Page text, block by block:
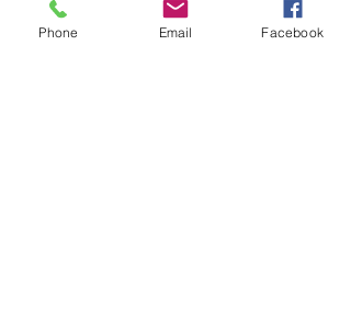
Expositie in Imelda Ziekenhuis van 3
oktober tot 30 oktober 2025
Phone Email Facebook